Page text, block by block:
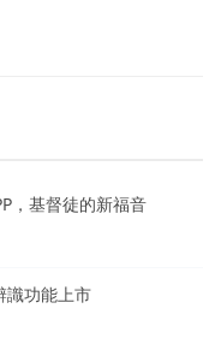
，基督徒的新福音
功能上市